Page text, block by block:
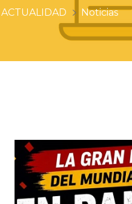
ACTUALIDAD Noticias